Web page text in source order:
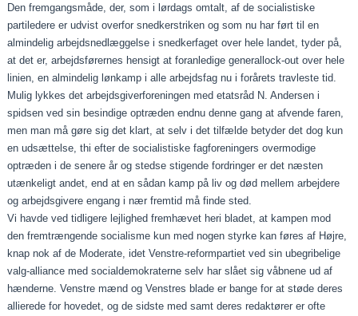
Den fremgangsmåde, der, som i lørdags omtalt, af de socialistiske
partiledere er udvist overfor snedkerstriken og som nu har ført til en
almindelig arbejdsnedlæggelse i snedkerfaget over hele landet, tyder på,
at det er, arbejdsførernes hensigt at foranledige generallock-out over hele
linien, en almindelig lønkamp i alle arbejdsfag nu i forårets travleste tid.
Mulig lykkes det arbejdsgiverforeningen med etatsråd N. Andersen i
spidsen ved sin besindige optræden endnu denne gang at afvende faren,
men man må gøre sig det klart, at selv i det tilfælde betyder det dog kun
en udsættelse, thi efter de socialistiske fagforeningers overmodige
optræden i de senere år og stedse stigende fordringer er det næsten
utænkeligt andet, end at en sådan kamp på liv og død mellem arbejdere
og arbejdsgivere engang i nær fremtid må finde sted.
Vi havde ved tidligere lejlighed fremhævet heri bladet, at kampen mod
den fremtrængende socialisme kun med nogen styrke kan føres af Højre,
knap nok af de Moderate, idet Venstre-reformpartiet ved sin ubegribelige
valg-alliance med socialdemokraterne selv har slået sig våbnene ud af
hænderne. Venstre mænd og Venstres blade er bange for at støde deres
allierede for hovedet, og de sidste med samt deres redaktører er ofte